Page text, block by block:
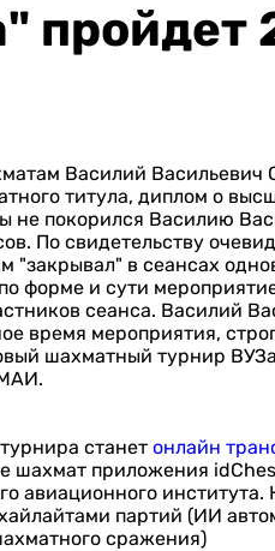
пройдет
Василий Васильевич
титула, диплом о
не покорился Василию
По свидетельству
"закрывал" в сеансах
форме и сути
сеанса. Василий
время мероприятия,
шахматный турнир
станет онлайн
шахмат приложения
авиационного
партий (ИИ
сражения)